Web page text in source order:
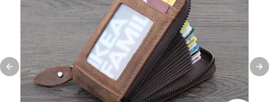
Previous slide